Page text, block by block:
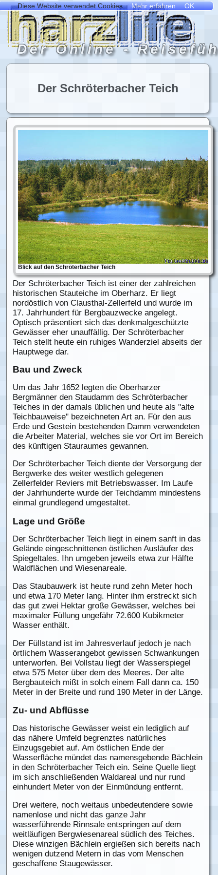
Der Schröterbacher Teich
Blick auf den Schröterbacher Teich
Der Schröterbacher Teich ist einer der zahlreichen
historischen Stauteiche im Oberharz. Er liegt
nordöstlich von Clausthal-Zellerfeld und wurde im
17. Jahrhundert für Bergbauzwecke angelegt.
Optisch präsentiert sich das denkmalgeschützte
Gewässer eher unauffällig. Der Schröterbacher
Teich stellt heute ein ruhiges Wanderziel abseits der
Hauptwege dar.
Bau und Zweck
Um das Jahr 1652 legten die Oberharzer
Bergmänner den Staudamm des Schröterbacher
Teiches in der damals üblichen und heute als "alte
Teichbauweise" bezeichneten Art an. Für den aus
Erde und Gestein bestehenden Damm verwendeten
die Arbeiter Material, welches sie vor Ort im Bereich
des künftigen Stauraumes gewannen.
Der Schröterbacher Teich diente der Versorgung der
Bergwerke des weiter westlich gelegenen
Zellerfelder Reviers mit Betriebswasser. Im Laufe
der Jahrhunderte wurde der Teichdamm mindestens
einmal grundlegend umgestaltet.
Lage und Größe
Der Schröterbacher Teich liegt in einem sanft in das
Gelände eingeschnittenen östlichen Ausläufer des
Spiegeltales. Ihn umgeben jeweils etwa zur Hälfte
Waldflächen und Wiesenareale.
Das Staubauwerk ist heute rund zehn Meter hoch
und etwa 170 Meter lang. Hinter ihm erstreckt sich
das gut zwei Hektar große Gewässer, welches bei
maximaler Füllung ungefähr 72.600 Kubikmeter
Wasser enthält.
Der Füllstand ist im Jahresverlauf jedoch je nach
örtlichem Wasserangebot gewissen Schwankungen
unterworfen. Bei Vollstau liegt der Wasserspiegel
etwa 575 Meter über dem des Meeres. Der alte
Bergbauteich mißt in solch einem Fall dann ca. 150
Meter in der Breite und rund 190 Meter in der Länge.
Zu- und Abflüsse
Das historische Gewässer weist ein lediglich auf
das nähere Umfeld begrenztes natürliches
Einzugsgebiet auf. Am östlichen Ende der
Wasserfläche mündet das namensgebende Bächlein
in den Schröterbacher Teich ein. Seine Quelle liegt
im sich anschließenden Waldareal und nur rund
einhundert Meter von der Einmündung entfernt.
Drei weitere, noch weitaus unbedeutendere sowie
namenlose und nicht das ganze Jahr
wasserführende Rinnsale entspringen auf dem
weitläufigen Bergwiesenareal südlich des Teiches.
Diese winzigen Bächlein ergießen sich bereits nach
wenigen dutzend Metern in das vom Menschen
geschaffene Staugewässer.